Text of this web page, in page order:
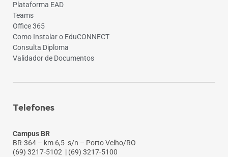
Plataforma EAD
Teams
Office 365
Como Instalar o EduCONNECT
Consulta Diploma
Validador de Documentos
Telefones
Campus BR
BR-364 – km 6,5 s/n – Porto Velho/RO
(69) 3217-5102 | (69) 3217-5100